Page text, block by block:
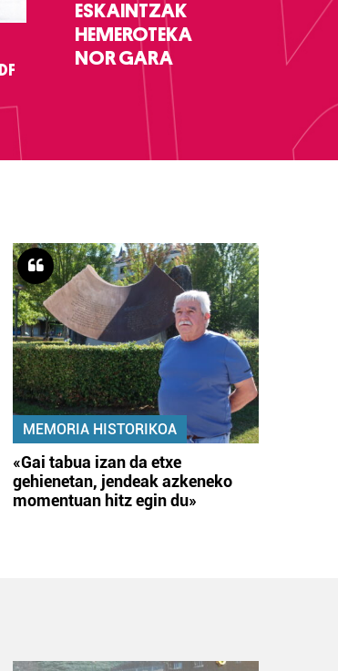
ESKAINTZAK
HEMEROTEKA
NOR GARA
MEMORIA HISTORIKOA
«Gai tabua izan da etxe
gehienetan, jendeak azkeneko
momentuan hitz egin du»